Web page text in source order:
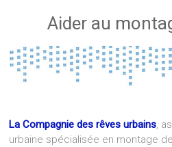
Aider au
La Compagnie des rêves urbains ,
urbaine spécialisée en montage